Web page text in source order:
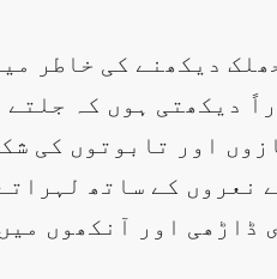
دیکھنے کی خاطر
دیکھتی ہوں کہ
اور تابوتوں کی
نعروں کے ساتھ
ڈاڑھی اور آنکھوں